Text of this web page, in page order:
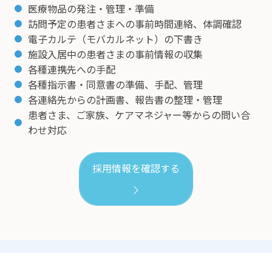
医療物品の発注・管理・準備
訪問予定の患者さまへの事前時間連絡、体調確認
電子カルテ（モバカルネット）の下書き
施設入居中の患者さまの事前情報の収集
各種連携先への手配
各種指示書・同意書の準備、手配、管理
各連絡先からの計画書、報告書の整理・管理
患者さま、ご家族、ケアマネジャー等からの問い合
わせ対応
採用情報を確認する